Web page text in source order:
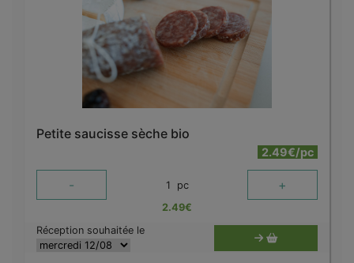
Petite saucisse sèche bio
2.49€/pc
- 1 pc +
2.49€
Réception souhaitée le